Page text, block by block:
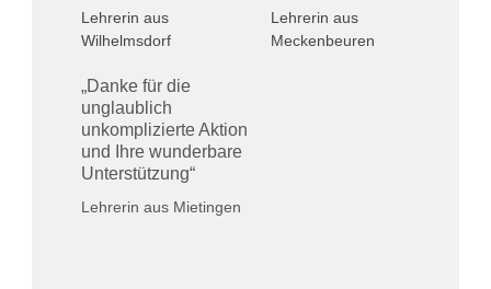
Lehrerin aus
Wilhelmsdorf
Lehrerin aus
Meckenbeuren
„Danke für die
unglaublich
unkomplizierte Aktion
und Ihre wunderbare
Unterstützung“
Lehrerin aus Mietingen